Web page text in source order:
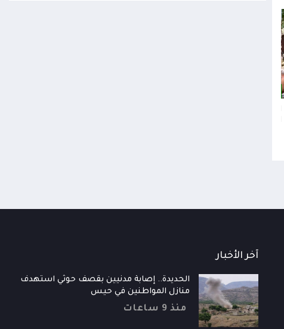
آخر الأخبار
الحديدة.. إصابة مدنيين بقصف حوثي استهدف
منازل المواطنين في حيس
منذ 9 ساعات